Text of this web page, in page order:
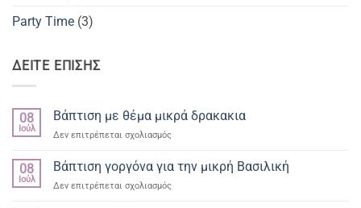
Party Time (3)
ΔΕΙΤΕ ΕΠΙΣΗΣ
08
Ιούλ
Βάπτιση με θέμα μικρά δρακακια
Δεν επιτρέπεται σχολιασμόςστο
με
θέμα
μικρά
08
Ιούλ
Βάπτιση γοργόνα για την μικρή Βασιλική
Δεν επιτρέπεται σχολιασμόςστο